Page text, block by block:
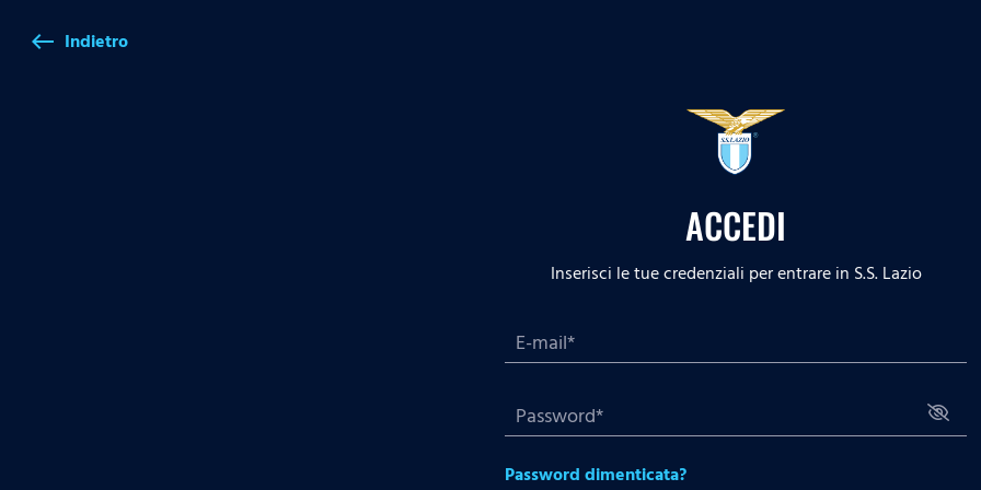
west Indietro
ACCEDI
Inserisci le tue credenziali per entrare in S.S. Lazio
Password dimenticata?